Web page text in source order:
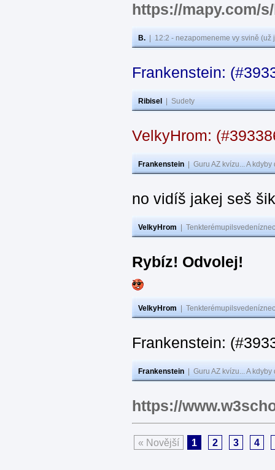
https://mapy.com/
B. 12:2 - nezapomeneme vy svině
Frankenstein:
Ribisel Sudety
VelkyHrom:
Frankenstein Guru AZ kvízu... A
no vidíš jakej seš
VelkyHrom
Rybíz! Odvolej!
VelkyHrom
Frankenstein:
Frankenstein Guru AZ kvízu... A
https://
« Novější 1 2 3 4